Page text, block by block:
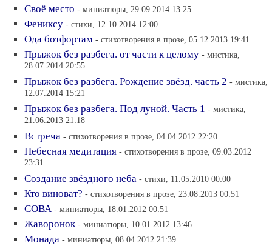
Своё место - миниатюры, 29.09.2014 13:25
Фениксу - стихи, 12.10.2014 12:00
Ода ботфортам - стихотворения в прозе, 05.12.2013 19:41
Прыжок без разбега. от части к целому - мистика,
28.07.2014 20:55
Прыжок без разбега. Рождение звёзд. часть 2 - мистика,
12.07.2014 15:21
Прыжок без разбега. Под луной. Часть 1 - мистика,
21.06.2013 21:18
Встреча - стихотворения в прозе, 04.04.2012 22:20
Небесная медитация - стихотворения в прозе, 09.03.2012
23:31
Создание звёздного неба - стихи, 11.05.2010 00:00
Кто виноват? - стихотворения в прозе, 23.08.2013 00:51
СОВА - миниатюры, 18.01.2012 00:51
Жаворонок - миниатюры, 10.01.2012 13:46
Монада - миниатюры, 08.04.2012 21:39